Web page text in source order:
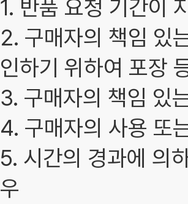
1. 반품 요청 기간이
2. 구매자의 책임 있
인하기 위하여 포장
3. 구매자의 책임 있
4. 구매자의 사용 또
5. 시간의 경과에 의
우